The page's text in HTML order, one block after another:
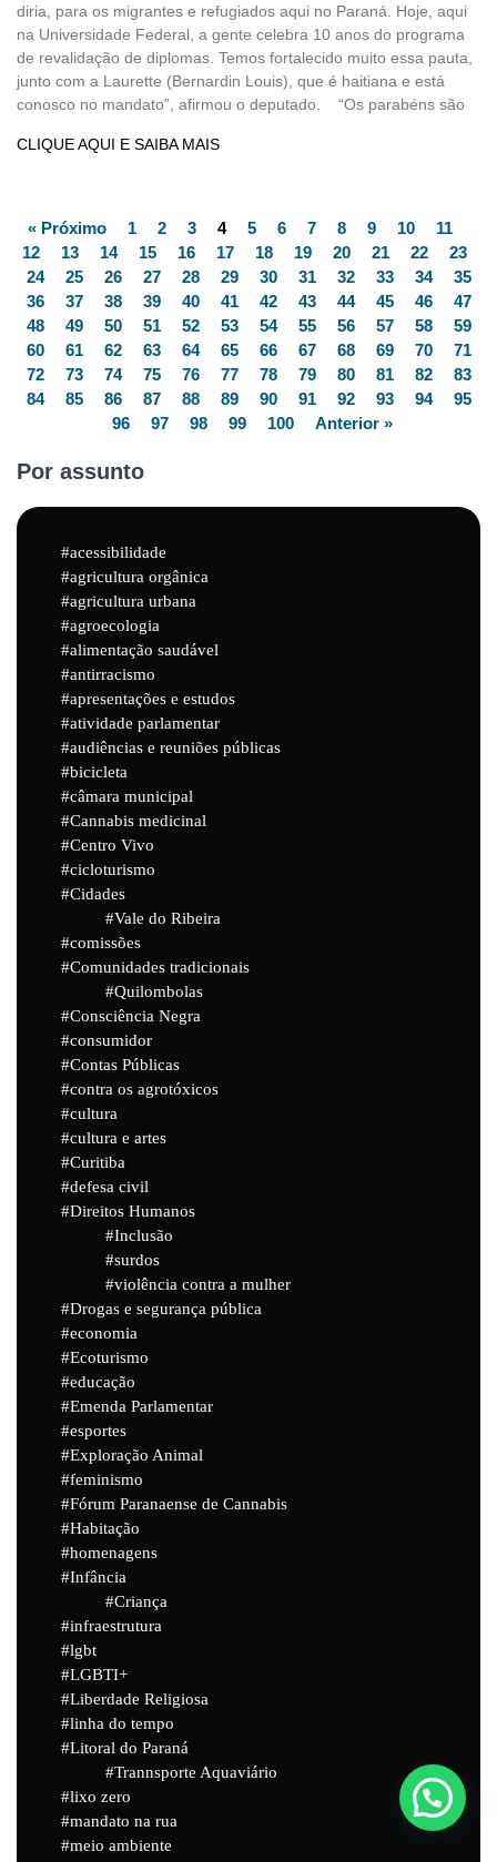
diria, para os migrantes e refugiados aqui no Paraná. Hoje, aqui
na Universidade Federal, a gente celebra 10 anos do programa
de revalidação de diplomas. Temos fortalecido muito essa pauta,
junto com a Laurette (Bernardin Louis), que é haitiana e está
conosco no mandato”, afirmou o deputado. “Os parabéns são
CLIQUE AQUI E SAIBA MAIS
« Próximo 1 2 3 4 5 6 7 8 9 10
11
12
13 14 15 16 17 18 19 20 21 22
23
24
25 26 27 28 29 30 31 32 33 34
35
36
37 38 39 40 41 42 43 44 45 46
47
48
49 50 51 52 53 54 55 56 57 58
59
60
61 62 63 64 65 66 67 68 69 70
71
72
73 74 75 76 77 78 79 80 81 82
83
84
85 86 87 88 89 90 91 92 93 94
95
96
97 98 99 100 Anterior »
Por assunto
acessibilidade
agricultura orgânica
agricultura urbana
agroecologia
alimentação saudável
antirracismo
apresentações e estudos
atividade parlamentar
audiências e reuniões públicas
bicicleta
câmara municipal
Cannabis medicinal
Centro Vivo
cicloturismo
Cidades
Vale do Ribeira
comissões
Comunidades tradicionais
Quilombolas
Consciência Negra
consumidor
Contas Públicas
contra os agrotóxicos
cultura
cultura e artes
Curitiba
defesa civil
Direitos Humanos
Inclusão
surdos
violência contra a mulher
Drogas e segurança pública
economia
Ecoturismo
educação
Emenda Parlamentar
esportes
Exploração Animal
feminismo
Fórum Paranaense de Cannabis
Habitação
homenagens
Infância
Criança
infraestrutura
lgbt
LGBTI+
Liberdade Religiosa
linha do tempo
Litoral do Paraná
Trannsporte Aquaviário
lixo zero
mandato na rua
meio ambiente
Powered byJoinchat